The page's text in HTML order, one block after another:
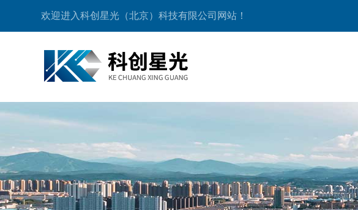
欢迎进入科创星光（北京）科技有限公司网站！